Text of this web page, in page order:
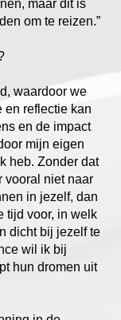
maar dit is
om te reizen.”
waardoor we
en reflectie kan
en de impact
mijn eigen
heb. Zonder dat
vooral niet naar
in jezelf, dan
tijd voor, in welk
dicht bij jezelf te
wil ik bij
hun dromen uit